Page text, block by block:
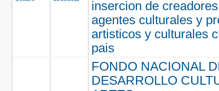
insercion de
agentes culturales y
artisticos y culturales
pais
FONDO NACIONAL
DESARROLLO